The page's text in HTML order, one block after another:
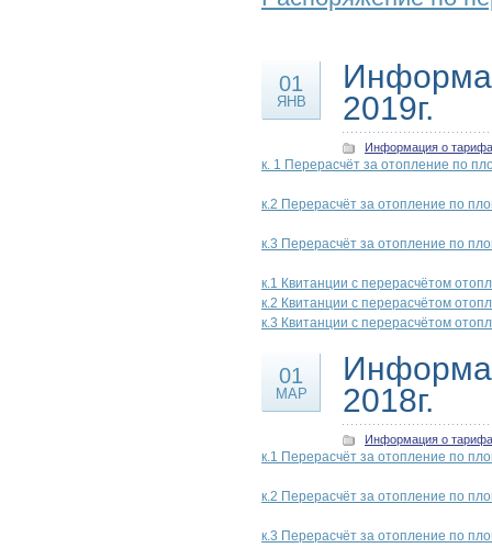
01
ЯНВ
2019г.
Информация о
к. 1 Перерасчёт за отопление по
к.2 Перерасчёт за отопление по
к.3 Перерасчёт за отопление по
к.1 Квитанции с перерасчётом
к.2 Квитанции с перерасчётом
к.3 Квитанции с перерасчётом
01
МАР
2018г.
Информация о
к.1 Перерасчёт за отопление по
к.2 Перерасчёт за отопление по
к.3 Перерасчёт за отопление по